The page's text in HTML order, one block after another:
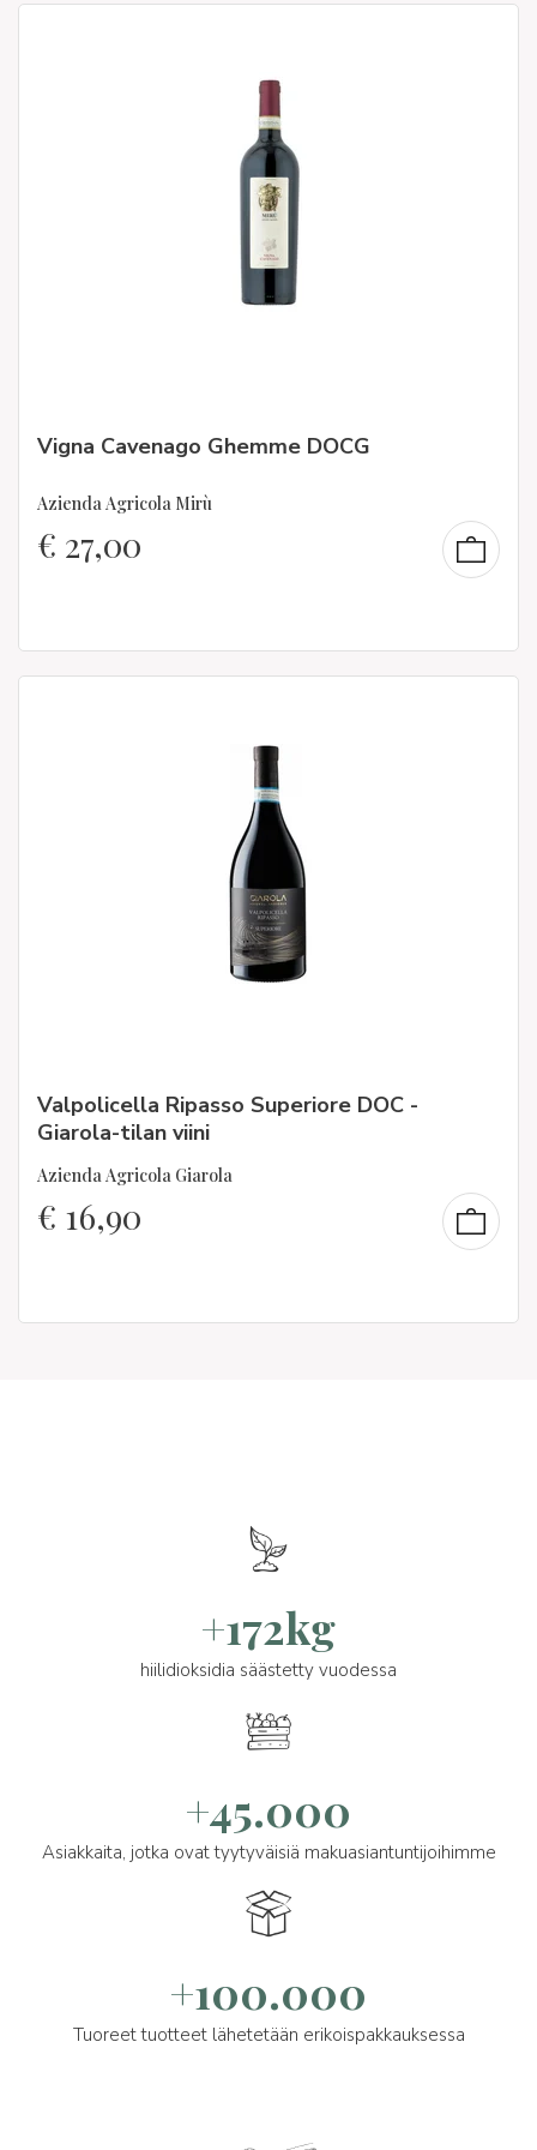
Vigna Cavenago Ghemme DOCG
Azienda Agricola Mirù
€ 27,00
Valpolicella Ripasso Superiore DOC -
Giarola-tilan viini
Azienda Agricola Giarola
€ 16,90
+172kg
hiilidioksidia säästetty vuodessa
+45.000
Asiakkaita, jotka ovat tyytyväisiä makuasiantuntijoihimme
+100.000
Tuoreet tuotteet lähetetään erikoispakkauksessa